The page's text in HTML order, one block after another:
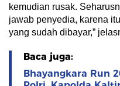
kemudian rusak.
jawab penyedia, karena
yang sudah dibayar,”
Baca juga:
Bhayangkara Run